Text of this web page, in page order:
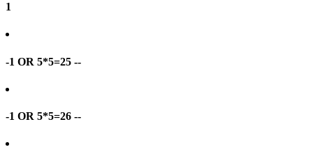
1
-1 OR 5*5=25 --
-1 OR 5*5=26 --